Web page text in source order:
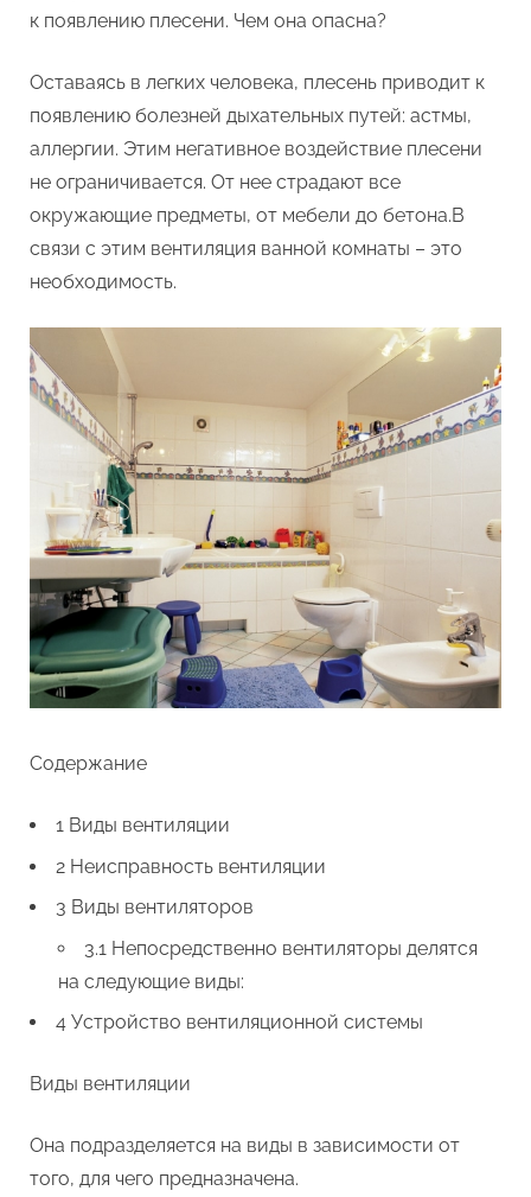
к появлению плесени. Чем она опасна?
Оставаясь в легких человека, плесень приводит к
появлению болезней дыхательных путей: астмы,
аллергии. Этим негативное воздействие плесени
не ограничивается. От нее страдают все
окружающие предметы, от мебели до бетона.В
связи с этим вентиляция ванной комнаты – это
необходимость.
Содержание
1 Виды вентиляции
2 Неисправность вентиляции
3 Виды вентиляторов
3.1 Непосредственно вентиляторы делятся
на следующие виды:
4 Устройство вентиляционной системы
Виды вентиляции
Она подразделяется на виды в зависимости от
того, для чего предназначена.